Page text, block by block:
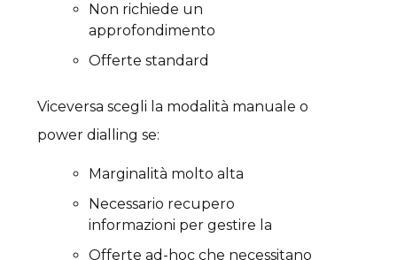
Non richiede un
approfondimento
Offerte standard
Viceversa scegli la modalità manuale o
power dialling se:
Marginalità molto alta
Necessario recupero
informazioni per gestire la
Offerte ad-hoc che necessitano